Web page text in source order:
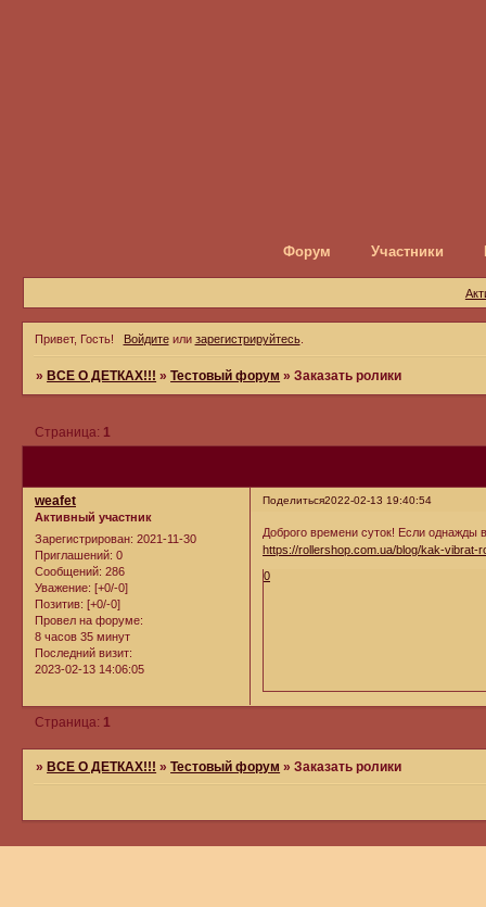
Форум Участники
Привет, Гость! Войдитеили зарегистрируйтесь.
» ВСЕ О ДЕТКАХ!!! »Тестовый форум »Заказать ролики
Страница: 1
Поделиться2022-02-13 19:40:54
weafet
Активный участник
Зарегистрирован: 2021-11-30
Приглашений: 0
Сообщений: 286
Уважение: [+0/-0]
Позитив: [+0/-0]
Провел на форуме:
8 часов 35 минут
Последний визит:
2023-02-13 14:06:05
Доброго времени суток! Если однажды
https://rollershop.com.ua/blog/kak-vibrat-
0
Страница: 1
» ВСЕ О ДЕТКАХ!!! »Тестовый форум »Заказать ролики